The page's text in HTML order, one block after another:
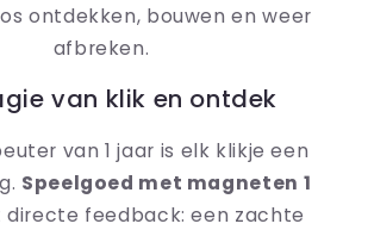
ontdekken, bouwen en weer
afbreken.
van klik en ontdek
van 1 jaar is elk klikje een
Speelgoed met magneten 1
feedback: een zachte